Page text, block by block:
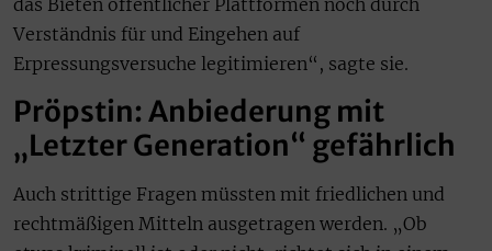
das Bieten öffentlicher Plattformen noch durch
Verständnis für und Eingehen auf
Erpressungsversuche legitimieren“, sagte sie.
Pröpstin: Anbiederung mit
„Letzter Generation“ gefährlich
Auch strittige Fragen müssten mit friedlichen und
rechtmäßigen Mitteln ausgetragen werden. „Ob